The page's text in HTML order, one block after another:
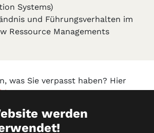
werden
Systems)
und Führungsverhalten im
Ressource Managements
was Sie verpasst haben? Hier